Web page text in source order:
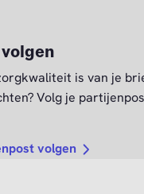
is van je
Volg je
volgen